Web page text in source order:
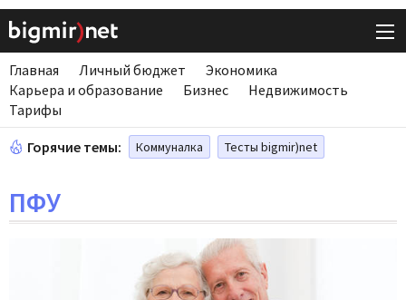
Главная Личный бюджет
Экономика
Карьера и образование
Бизнес
Недвижимость
Тарифы
Горячие темы: Коммуналка Тесты bigmir)net
ПФУ